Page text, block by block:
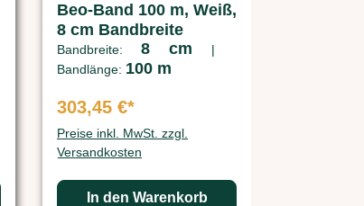
Beo-Band 100 m, Weiß,
8 cm Bandbreite
Bandbreite: 8 cm
|
Bandlänge: 100 m
303,45 €*
Preise inkl. MwSt. zzgl.
Versandkosten
In den Warenkorb